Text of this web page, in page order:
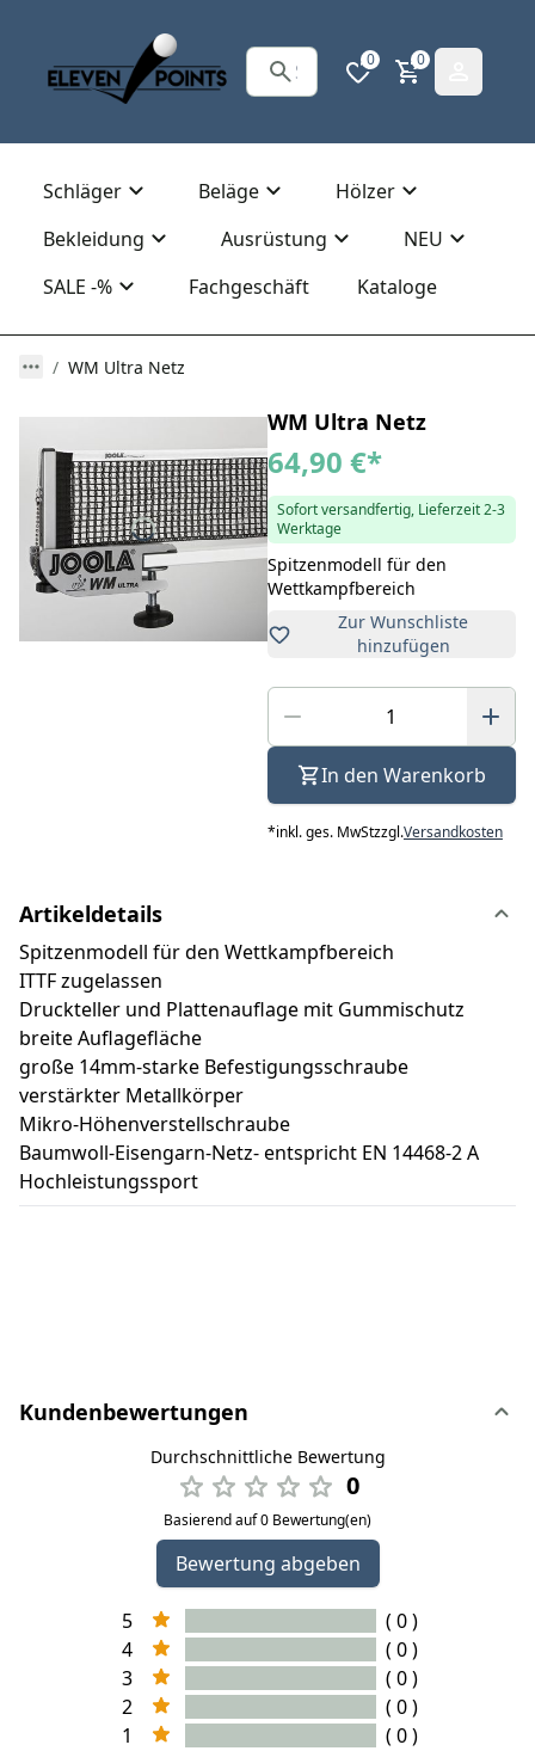
0 0
Schläger Beläge
Hölzer
Bekleidung
Ausrüstung
NEU
SALE -%
Fachgeschäft Kataloge
WM Ultra Netz
WM Ultra Netz
64,90 €*
Sofort versandfertig, Lieferzeit 2-3
Werktage
Spitzenmodell für den
Wettkampfbereich
Zur Wunschliste
hinzufügen
In den Warenkorb
*inkl. ges. MwStzzgl.Versandkosten
Artikeldetails
Spitzenmodell für den Wettkampfbereich
ITTF zugelassen
Druckteller und Plattenauflage mit Gummischutz
breite Auflagefläche
große 14mm-starke Befestigungsschraube
verstärkter Metallkörper
Mikro-Höhenverstellschraube
Baumwoll-Eisengarn-Netz- entspricht EN 14468-2 A
Hochleistungssport
Kundenbewertungen
Durchschnittliche Bewertung
0
Basierend auf 0 Bewertung(en)
Bewertung abgeben
5
( 0 )
4
( 0 )
3
( 0 )
2
( 0 )
1
( 0 )